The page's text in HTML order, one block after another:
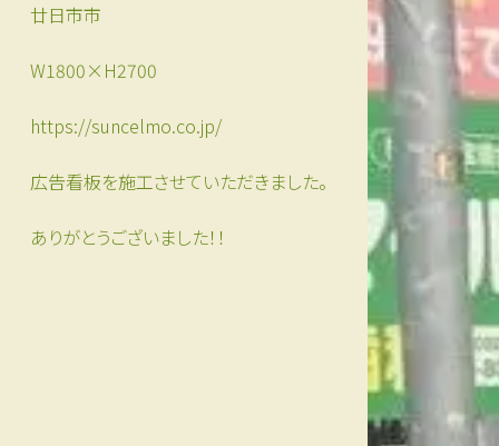
廿日市市
W1800×H2700
https://suncelmo.co.jp/
広告看板を施工させていただきました。
ありがとうございました！！